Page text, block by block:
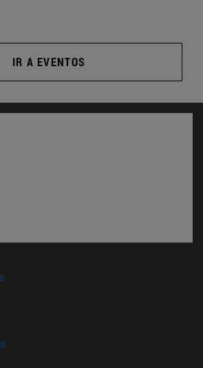
IR A EVENTOS
(abre en nueva ventana)
ventana)
(abre en nueva ventana)
ventana)